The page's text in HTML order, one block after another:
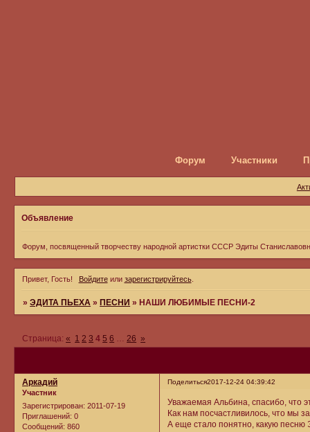
Форум Участники
Объявление
Форум, посвященный творчеству народной артистки СССР Эдиты
Привет, Гость! Войдитеили зарегистрируйтесь.
»ЭДИТА ПЬЕХА »ПЕСНИ »НАШИ ЛЮБИМЫЕ ПЕСНИ-2
Страница:« 1 2 3 4 5 6 26 »
Поделиться2017-12-24 04:39:42
Аркадий
Участник
Зарегистрирован: 2011-07-19
Приглашений: 0
Сообщений: 860
Уважаемая Альбина, спасибо, что
Как нам посчастливилось, что мы
А еще стало понятно, какую песню